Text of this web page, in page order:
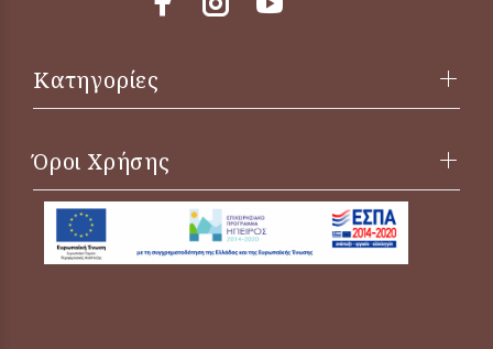
Κατηγορίες
Όροι Χρήσης